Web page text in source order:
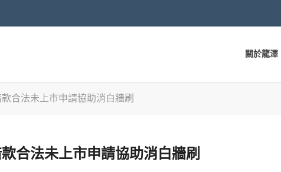
關於龍澤
合法未上市申請協助消白牆刷
合法未上市申請協助消白牆刷